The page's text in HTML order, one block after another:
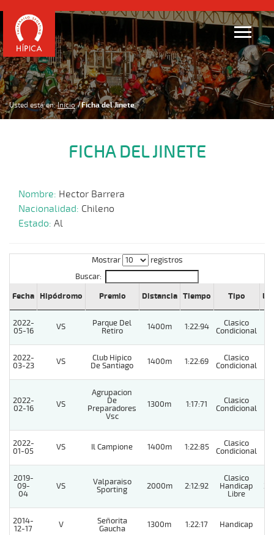
Usted está en: Inicio Ficha del Jinete
FICHA DEL JINETE
Nombre: Hector Barrera
Nacionalidad: Chileno
Estado: Al
Mostrar
registros
Buscar:
Fecha
Hipódromo Premio Distancia Tiempo Tipo Lº
2022-
05-16
VS
Parque Del
Retiro
1400m 1:22:94
Clasico
Condicional
2022-
03-23
VS
Club Hipico
De Santiago
1400m 1:22:69
Clasico
Condicional
2022-
02-16
VS
Agrupacion
De
Preparadores
Vsc
1300m 1:17:71
Clasico
Condicional
2022-
01-05
VS Il Campione 1400m 1:22:85
Clasico
Condicional
2019-
09-
04
VS
Valparaiso
Sporting
2000m 2:12:92
Clasico
Handicap
Libre
2
2014-
12-17
V
Señorita
Gaucha
1300m 1:22:17 Handicap